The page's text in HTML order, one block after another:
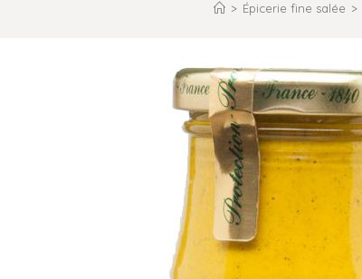
> Épicerie fine salée >